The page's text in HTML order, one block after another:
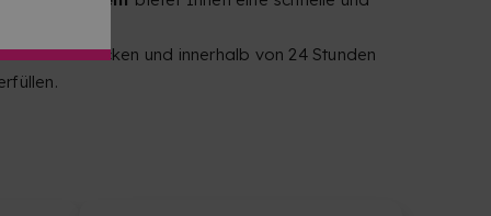
zu drucken und innerhalb von 24 Stunden